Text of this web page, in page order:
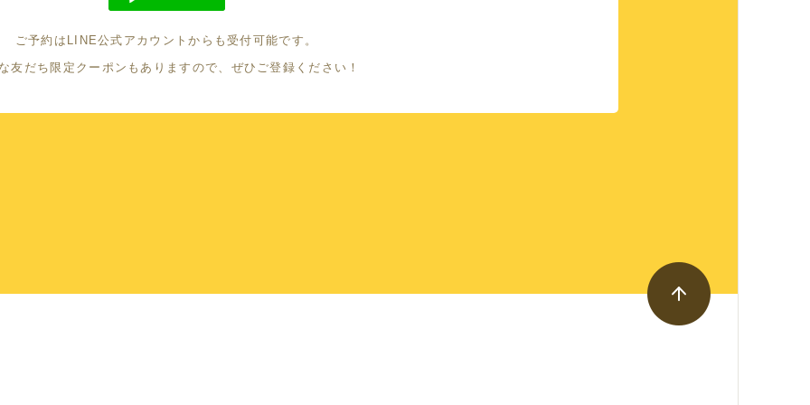
ご予約はLINE公式アカウントからも受付可能です。
友だち限定クーポンもありますので、ぜひご登録ください！